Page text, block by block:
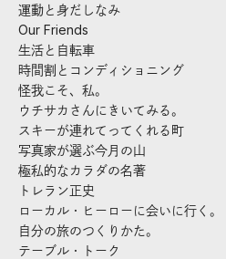
運動と身だしなみ
Our Friends
生活と自転車
時間割とコンディショニング
怪我こそ、私。
ウチサカさんにきいてみる。
スキーが連れてってくれる町
写真家が選ぶ今月の山
極私的なカラダの名著
トレラン正史
ローカル・ヒーローに会いに行く。
自分の旅のつくりかた。
テーブル・トーク